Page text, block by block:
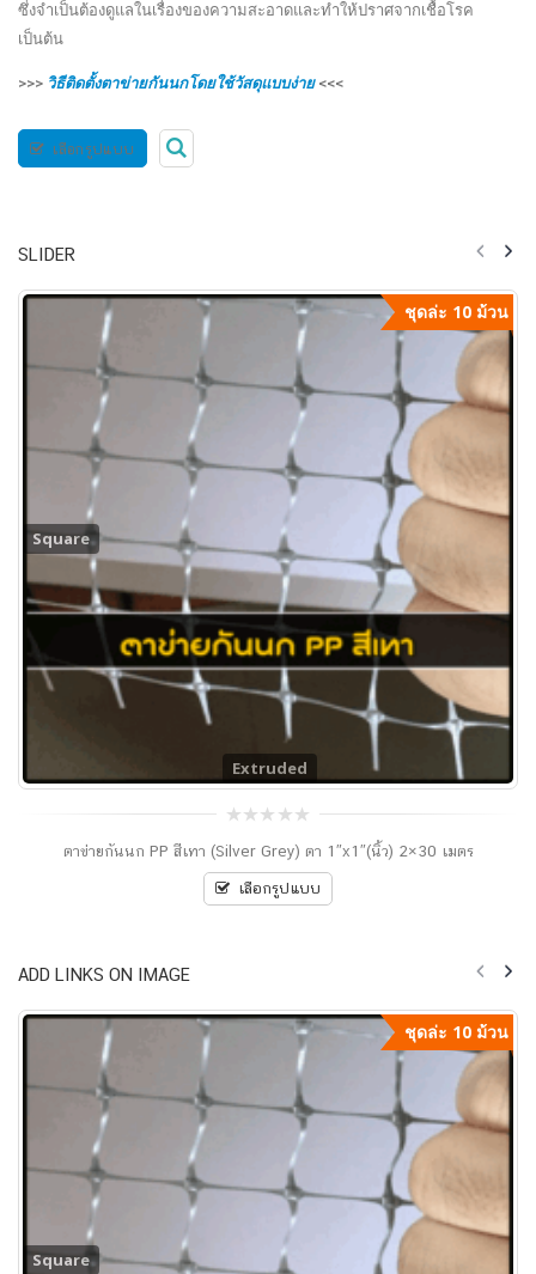
ซึ่งจำเป็นต้องดูแลในเรื่องของความสะอาดและทำให้ปราศจากเชื้อโรค
เป็นต้น
>>> วิธีติดตั้งตาข่ายกันนกโดยใช้วัสดุแบบง่าย<<<
เลือกรูปแบบ
SLIDER
Extruded
ชุดล่ะ 10 ม้วน
Square
out
5
ตาข่ายกันนก PP สีเทา (Silver Grey) ตา 1″x1″(นิ้ว) 2×30 เมตร
เลือกรูปแบบ
ADD LINKS ON IMAGE
ชุดล่ะ 10 ม้วน
Square